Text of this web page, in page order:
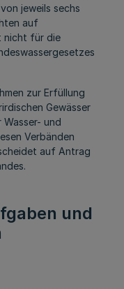
jeweils sechs
auf
nicht für die
zur Erfüllung
Gewässer
und
Verbänden
auf Antrag
und